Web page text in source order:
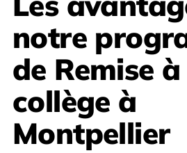
notre
de Remise
collège à
Montpellier